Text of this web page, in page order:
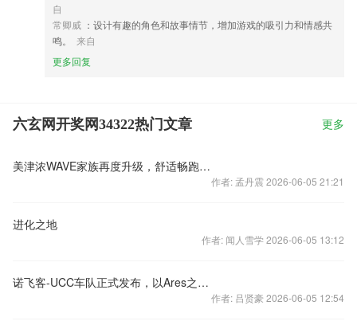
自
常卿威 ：设计有趣的角色和故事情节，增加游戏的吸引力和情感共
鸣。
来自
更多回复
六玄网开奖网34322热门文章 更多
美津浓WAVE家族再度升级，舒适畅跑满足跑者个性需求
作者: 孟丹震 2026-06-05 21:21
进化之地
作者: 闻人雪学 2026-06-05 13:12
诺飞客-UCC车队正式发布，以Ares之名征战四方
作者: 吕贤豪 2026-06-05 12:54